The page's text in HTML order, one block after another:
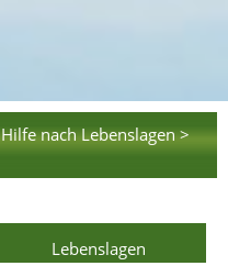
Hilfe nach Lebenslagen >
Lebenslagen